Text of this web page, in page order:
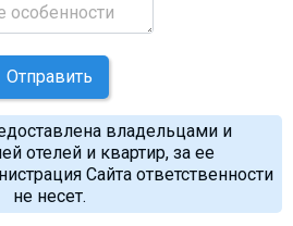
Отправить
владельцами и
отелей и квартир, за ее
Сайта ответственности
не несет.